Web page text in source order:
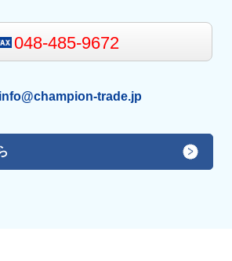
048-485-9672
info@champion-trade.jp